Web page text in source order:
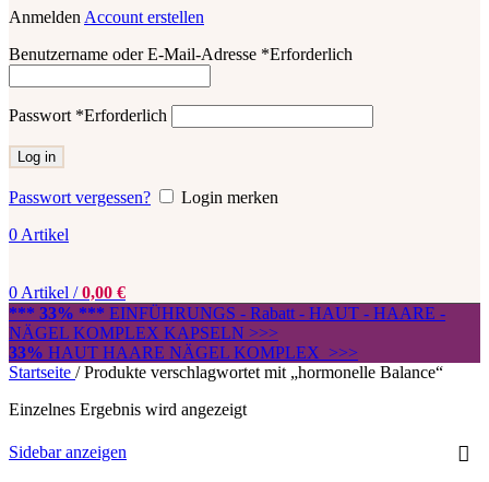
Anmelden Account erstellen
Benutzername oder E-Mail-Adresse *Erforderlich
Passwort *Erforderlich
Log in
Passwort vergessen?
Login merken
0 Artikel
0 Artikel / 0,00 €
*** 33% *** EINFÜHRUNGS - Rabatt - HAUT - HAARE -
NÄGEL KOMPLEX KAPSELN >>>
33% HAUT HAARE NÄGEL KOMPLEX >>>
Startseite / Produkte verschlagwortet mit „hormonelle Balance“
Einzelnes Ergebnis wird angezeigt
Sidebar anzeigen